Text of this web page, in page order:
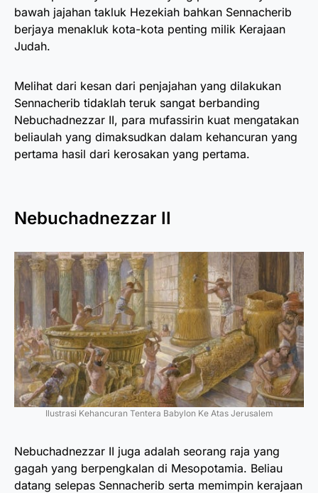
bawah jajahan takluk Hezekiah bahkan Sennacherib
berjaya menakluk kota-kota penting milik Kerajaan
Judah.
Melihat dari kesan dari penjajahan yang dilakukan
Sennacherib tidaklah teruk sangat berbanding
Nebuchadnezzar II, para mufassirin kuat mengatakan
beliaulah yang dimaksudkan dalam kehancuran yang
pertama hasil dari kerosakan yang pertama.
Nebuchadnezzar II
Ilustrasi Kehancuran Tentera Babylon Ke Atas Jerusalem
Nebuchadnezzar II juga adalah seorang raja yang
gagah yang berpengkalan di Mesopotamia. Beliau
datang selepas Sennacherib serta memimpin kerajaan